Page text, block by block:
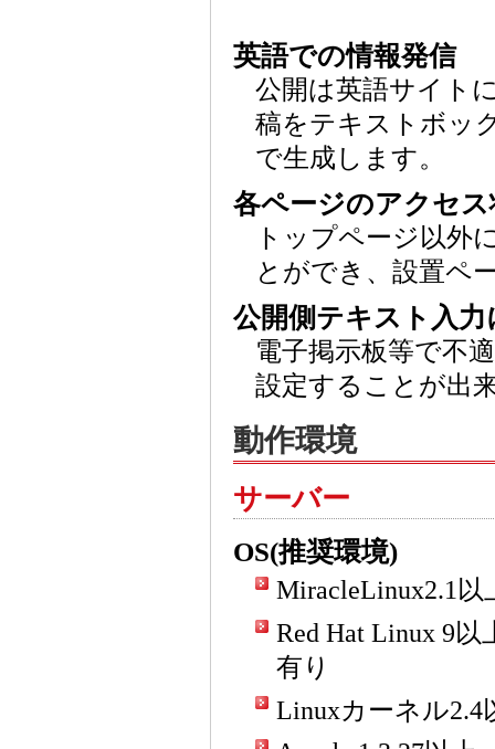
英語での情報発信
公開は英語サイト
稿をテキストボッ
で生成します。
各ページのアクセ
トップページ以外
とができ、設置ペ
公開側テキスト入
電子掲示板等で不
設定することが出
動作環境
サーバー
OS(推奨環境)
MiracleLinux2.1
Red Hat Linux 9
有り
Linuxカーネル2.4